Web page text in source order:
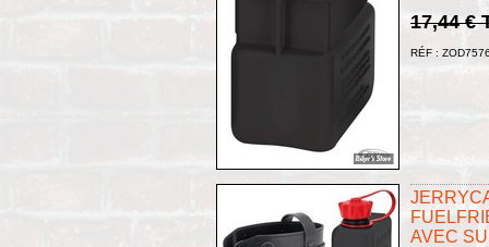
17,44 €
RÉF :
AVEC